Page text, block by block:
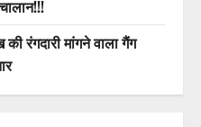
रंगदारी मांगने वाला गैंग